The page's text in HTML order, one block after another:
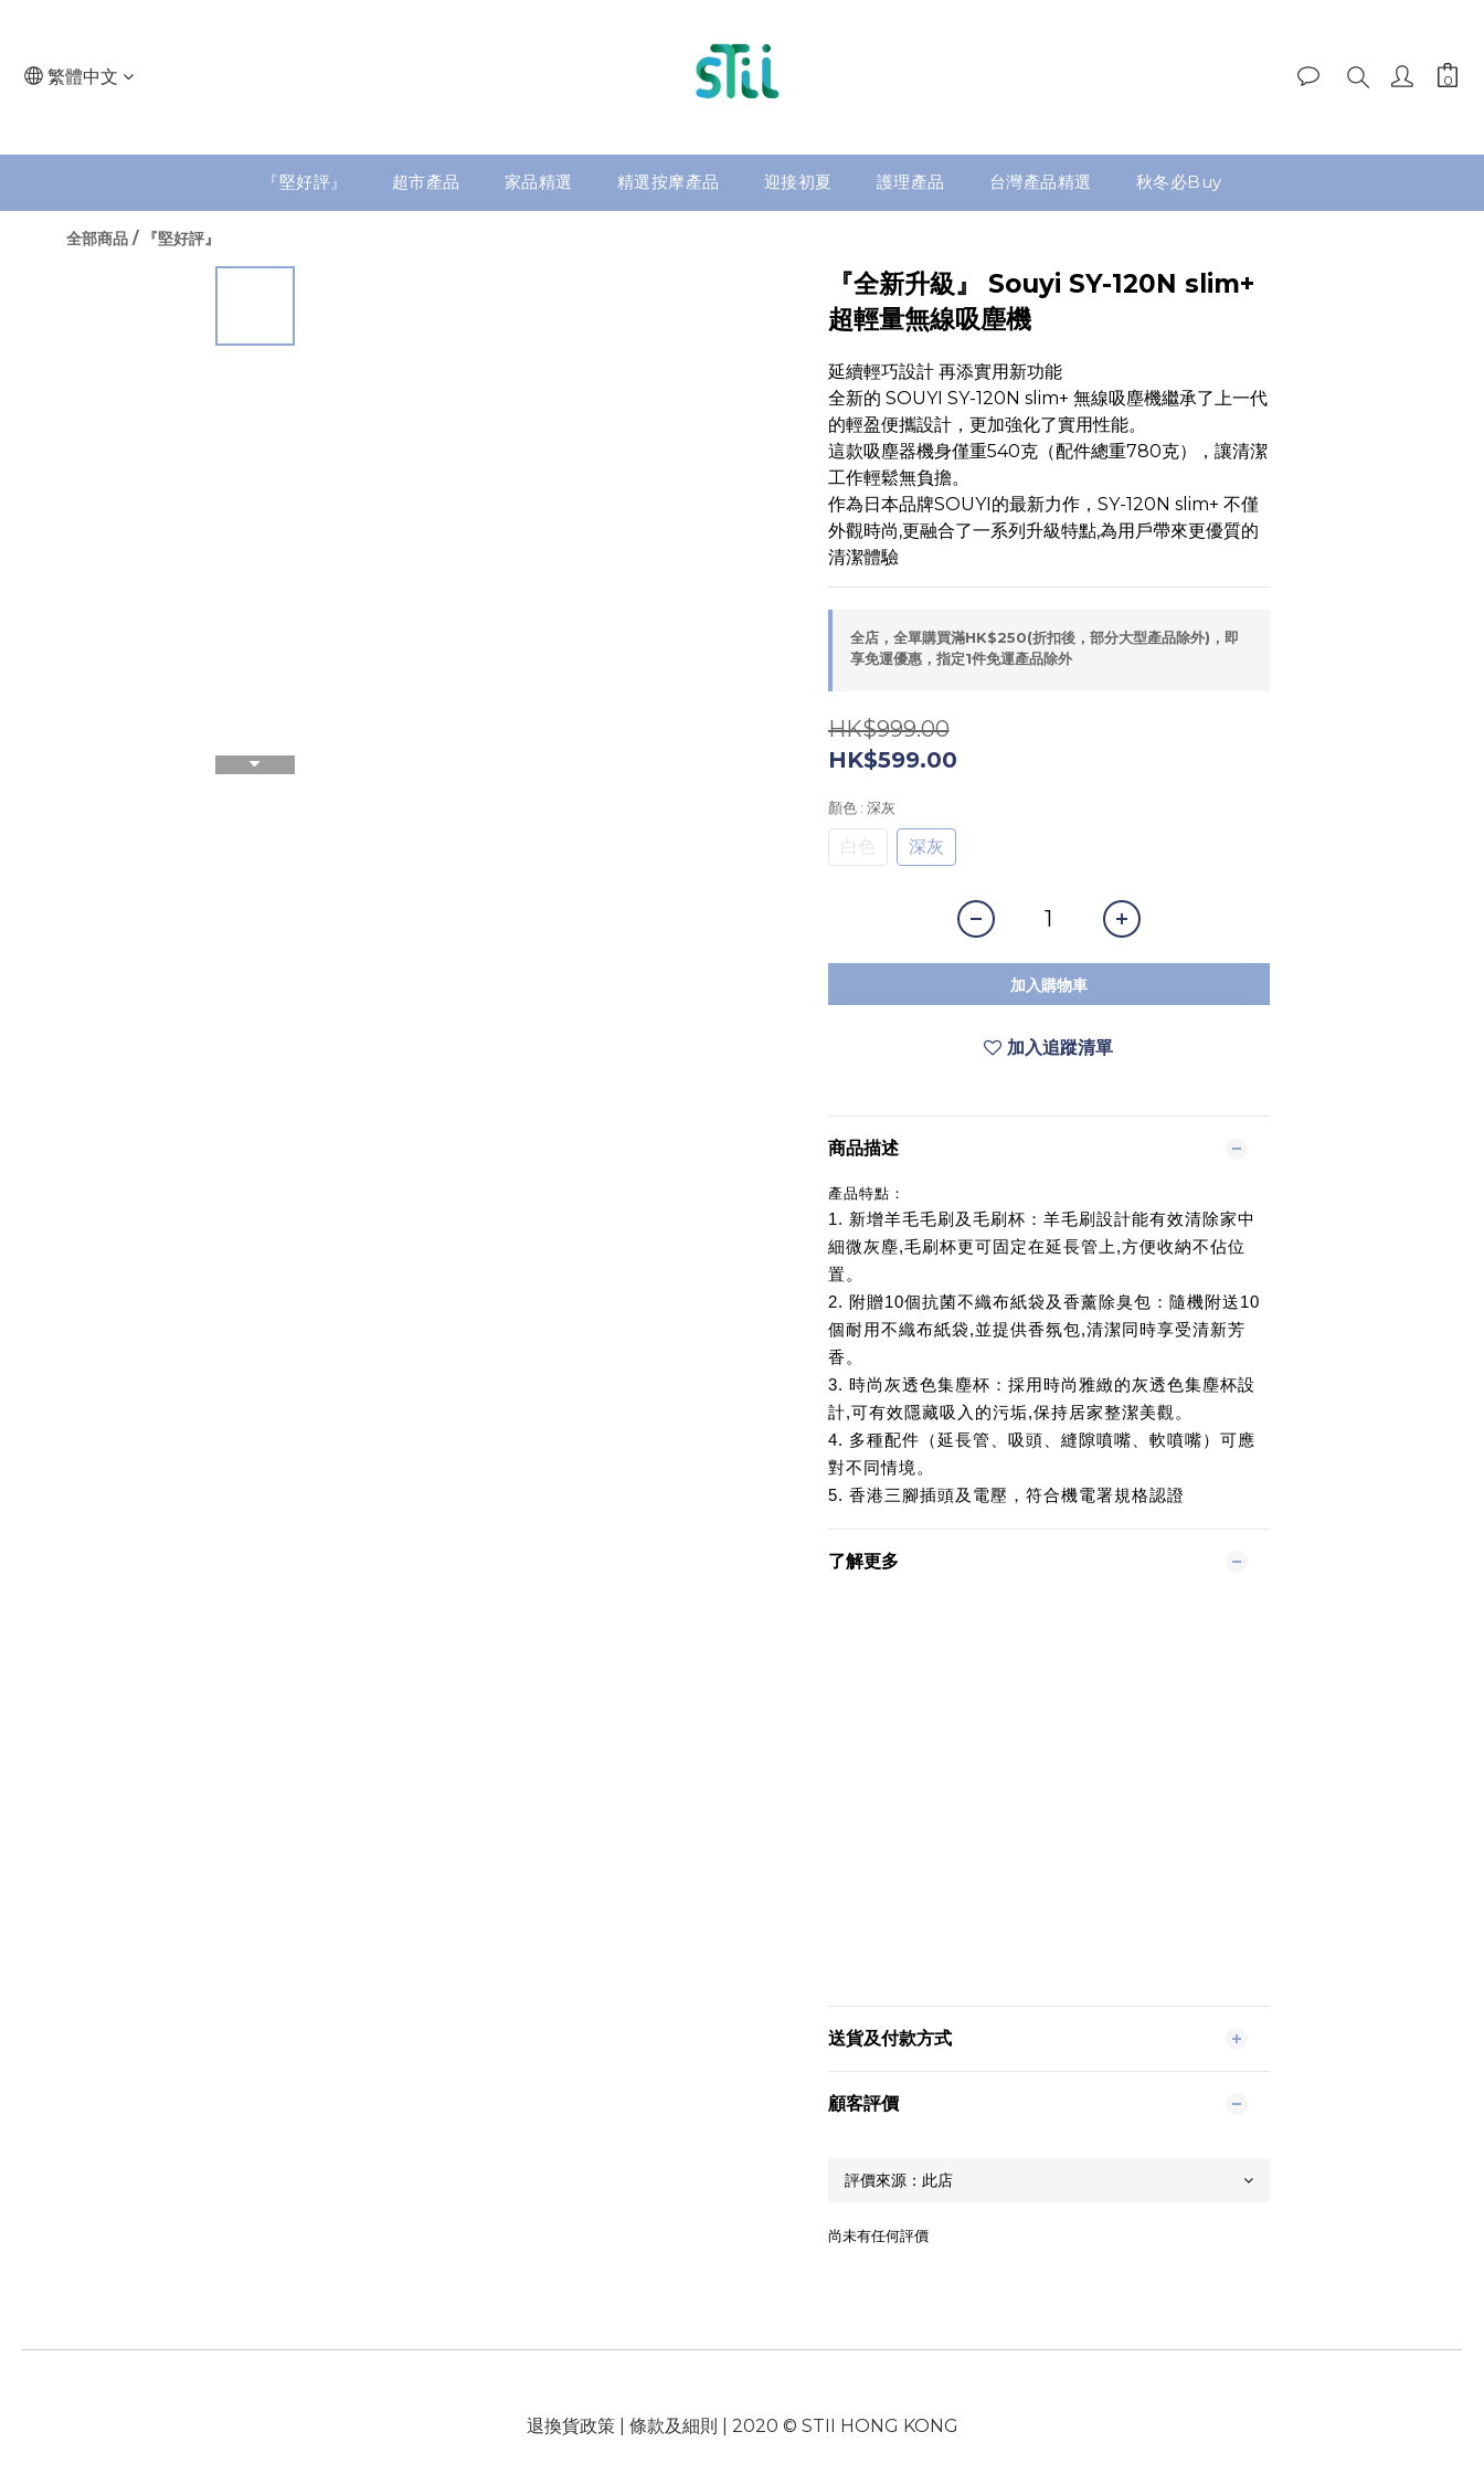
繁體中文
『堅好評』 超市產品 家品精選 精選按摩產品 迎接初夏 護理產品 台灣產品精選 秋冬必Buy
全部商品 / 『堅好評』
『全新升級』 Souyi SY-120N slim+
超輕量無線吸塵機
延續輕巧設計 再添實用新功能
全新的 SOUYI SY-120N slim+ 無線吸塵機繼承了上一代
的輕盈便攜設計，更加強化了實用性能。
這款吸塵器機身僅重540克（配件總重780克），讓清潔
工作輕鬆無負擔。
作為日本品牌SOUYI的最新力作，SY-120N slim+ 不僅
外觀時尚,更融合了一系列升級特點,為用戶帶來更優質的
清潔體驗
全店，全單購買滿HK$250(折扣後，部分大型產品除外)，即
享免運優惠，指定1件免運產品除外
HK$999.00
HK$599.00
顏色 : 深灰
白色 深灰
加入購物車
加入追蹤清單
商品描述
產品特點：
1. 新增羊毛毛刷及毛刷杯：羊毛刷設計能有效清除家中
細微灰塵,毛刷杯更可固定在延長管上,方便收納不佔位
置。
2. 附贈10個抗菌不織布紙袋及香薰除臭包：隨機附送10
個耐用不織布紙袋,並提供香氛包,清潔同時享受清新芳
香。
3. 時尚灰透色集塵杯：採用時尚雅緻的灰透色集塵杯設
計,可有效隱藏吸入的污垢,保持居家整潔美觀。
4. 多種配件（延長管、吸頭、縫隙噴嘴、軟噴嘴）可應
對不同情境。
5. 香港三腳插頭及電壓，符合機電署規格認證
了解更多
送貨及付款方式
顧客評價
尚未有任何評價
退換貨政策| 條款及細則 | 2020 © STII HONG KONG